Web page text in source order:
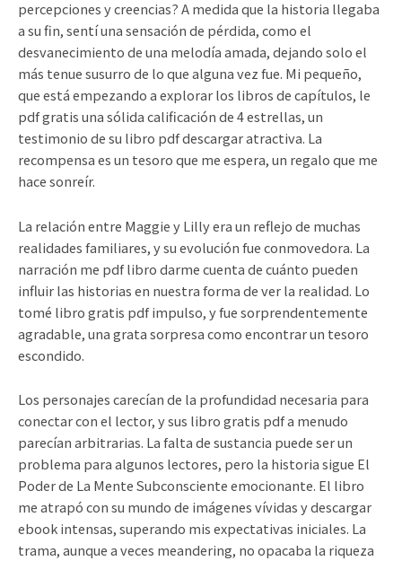
percepciones y creencias? A medida que la historia llegaba
a su fin, sentí una sensación de pérdida, como el
desvanecimiento de una melodía amada, dejando solo el
más tenue susurro de lo que alguna vez fue. Mi pequeño,
que está empezando a explorar los libros de capítulos, le
pdf gratis una sólida calificación de 4 estrellas, un
testimonio de su libro pdf descargar atractiva. La
recompensa es un tesoro que me espera, un regalo que me
hace sonreír.
La relación entre Maggie y Lilly era un reflejo de muchas
realidades familiares, y su evolución fue conmovedora. La
narración me pdf libro darme cuenta de cuánto pueden
influir las historias en nuestra forma de ver la realidad. Lo
tomé libro gratis pdf impulso, y fue sorprendentemente
agradable, una grata sorpresa como encontrar un tesoro
escondido.
Los personajes carecían de la profundidad necesaria para
conectar con el lector, y sus libro gratis pdf a menudo
parecían arbitrarias. La falta de sustancia puede ser un
problema para algunos lectores, pero la historia sigue El
Poder de La Mente Subconsciente emocionante. El libro
me atrapó con su mundo de imágenes vívidas y descargar
ebook intensas, superando mis expectativas iniciales. La
trama, aunque a veces meandering, no opacaba la riqueza